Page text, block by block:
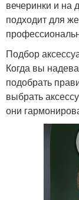
вечеринки и на
подходит для
Подбор
Когда вы
подобрать
выбрать
они